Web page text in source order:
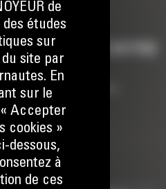
COMPLÉTER VOTRE
compléter votre machine
DE TYPE S À
de
études
sur
du site par
En
sur le
Accepter
cookies »
dessous,
à
de ces